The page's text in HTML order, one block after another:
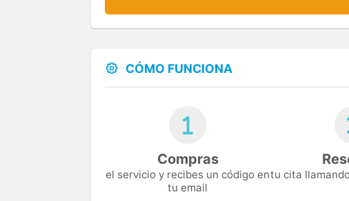
CÓMO FUNCIONA
Compras
el servicio y recibes un código en
tu email
tu cita